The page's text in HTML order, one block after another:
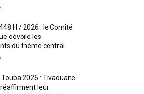
H / 2026 : le Comité
dévoile les
du thème central
Touba 2026 : Tivaouane
leur